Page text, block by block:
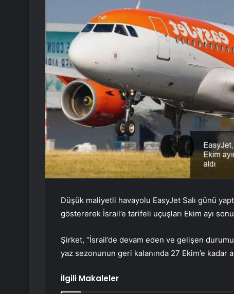
Düşük maliyetli havayolu EasyJet Salı günü
göstererek İsrail’e tarifeli uçuşları Ekim ayı
Şirket, “İsrail’de devam eden ve gelişen
yaz sezonunun geri kalanında 27 Ekim’e kadar
İlgili Makaleler